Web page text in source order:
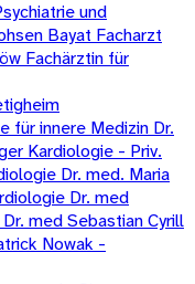
und
Bayat Facharzt
Fachärztin für
für innere Medizin Dr.
Kardiologie - Priv.
Dr. med. Maria
Dr. med
med Sebastian Cyrill
Nowak -